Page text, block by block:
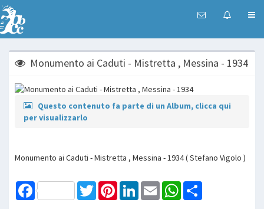
Monumento ai Caduti - Mistretta , Messina - 1934
Questo contenuto fa parte di un Album, clicca qui
per visualizzarlo
Monumento ai Caduti - Mistretta , Messina - 1934 ( Stefano Vigolo )
Facebook TwitterPinterestLinkedInEmail WhatsApp